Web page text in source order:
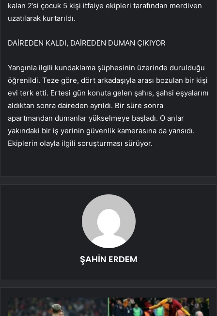
kalan 2’si çocuk 5 kişi itfaiye ekipleri tarafından merdiven
uzatılarak kurtarıldı.
DAİREDEN KALDI, DAİREDEN DUMAN ÇIKIYOR
Yangınla ilgili kundaklama şüphesinin üzerinde durulduğu
öğrenildi. Teze göre, dört arkadaşıyla arası bozulan bir kişi
evi terk etti. Ertesi gün konuta gelen şahıs, şahsi eşyalarını
aldıktan sonra daireden ayrıldı. Bir süre sonra
apartmandan dumanlar yükselmeye başladı. O anlar
yakındaki bir iş yerinin güvenlik kamerasına da yansıdı.
Ekiplerin olayla ilgili soruşturması sürüyor.
ŞAHİN ERDEM